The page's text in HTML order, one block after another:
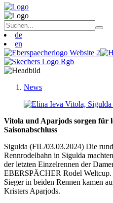
de
en
News
Vitola und Aparjods sorgen für
Saisonabschluss
Sigulda (FIL/03.03.2024) Die
Rennrodelbahn in Sigulda
der letzten Einzelrennen der
EBERSPÄCHER Rodel Weltcup.
Sieger in beiden Rennen kamen
Kristers Aparjods.